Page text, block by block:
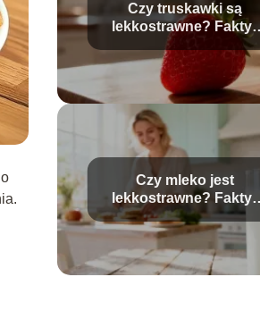
Czy truskawki są
lekkostrawne? Fakty i
mity o trawieniu
Czy mleko jest
lekkostrawne? Fakty i
mity na temat trawienia